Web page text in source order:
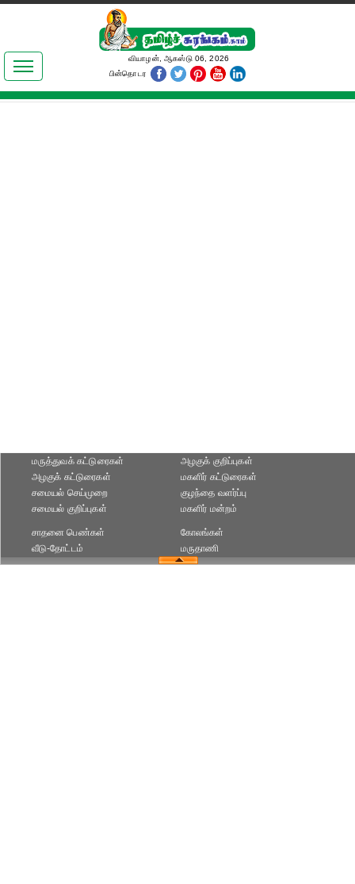
இலக்கியங்கள்
தமிழ் உலகம்
வியாழன், ஆகஸ்டு 06, 2026
பின்தொடர
மருத்துவக் கட்டுரைகள்
அழகுக் கட்டுரைகள்
அழகுக் குறிப்புகள்
மகளிர் கட்டுரைகள்
சமையல் செய்முறை
சமையல் குறிப்புகள்
குழந்தை வளர்ப்பு
மகளிர் மன்றம்
சாதனை பெண்கள்
வீடு-தோட்டம்
கோலங்கள்
மருதாணி